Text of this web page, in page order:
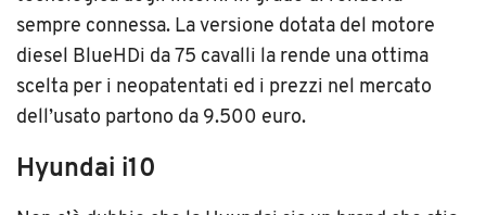
sempre connessa. La versione dotata del motore
diesel BlueHDi da 75 cavalli la rende una ottima
scelta per i neopatentati ed i prezzi nel mercato
dell’usato partono da 9.500 euro.
Hyundai i10